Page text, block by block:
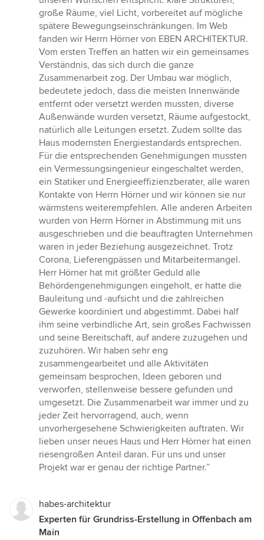
große Räume, viel Licht, vorbereitet auf mögliche
spätere Bewegungseinschränkungen. Im Web
fanden wir Herrn Hörner von EBEN ARCHITEKTUR.
Vom ersten Treffen an hatten wir ein gemeinsames
Verständnis, das sich durch die ganze
Zusammenarbeit zog. Der Umbau war möglich,
bedeutete jedoch, dass die meisten Innenwände
entfernt oder versetzt werden mussten, diverse
Außenwände wurden versetzt, Räume aufgestockt,
natürlich alle Leitungen ersetzt. Zudem sollte das
Haus modernsten Energiestandards entsprechen.
Für die entsprechenden Genehmigungen mussten
ein Vermessungsingenieur eingeschaltet werden,
ein Statiker und Energieeffizienzberater, alle waren
Kontakte von Herrn Hörner und wir können sie nur
wärmstens weiterempfehlen. Alle anderen Arbeiten
wurden von Herrn Hörner in Abstimmung mit uns
ausgeschrieben und die beauftragten Unternehmen
waren in jeder Beziehung ausgezeichnet. Trotz
Corona, Lieferengpässen und Mitarbeitermangel.
Herr Hörner hat mit größter Geduld alle
Behördengenehmigungen eingeholt, er hatte die
Bauleitung und -aufsicht und die zahlreichen
Gewerke koordiniert und abgestimmt. Dabei half
ihm seine verbindliche Art, sein großes Fachwissen
und seine Bereitschaft, auf andere zuzugehen und
zuzuhören. Wir haben sehr eng
zusammengearbeitet und alle Aktivitäten
gemeinsam besprochen, Ideen geboren und
verworfen, stellenweise bessere gefunden und
umgesetzt. Die Zusammenarbeit war immer und zu
jeder Zeit hervorragend, auch, wenn
unvorhergesehene Schwierigkeiten auftraten. Wir
lieben unser neues Haus und Herr Hörner hat einen
riesengroßen Anteil daran. Für uns und unser
Projekt war er genau der richtige Partner.”
habes-architektur
Experten für Grundriss-Erstellung in Offenbach am
Main